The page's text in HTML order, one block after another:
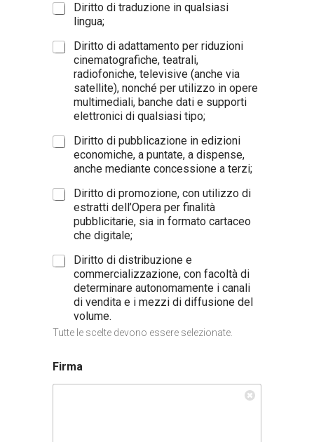
Diritto di traduzione in qualsiasi
lingua;
Diritto di adattamento per riduzioni
cinematografiche, teatrali,
radiofoniche, televisive (anche via
satellite), nonché per utilizzo in opere
multimediali, banche dati e supporti
elettronici di qualsiasi tipo;
Diritto di pubblicazione in edizioni
economiche, a puntate, a dispense,
anche mediante concessione a terzi;
Diritto di promozione, con utilizzo di
estratti dell’Opera per finalità
pubblicitarie, sia in formato cartaceo
che digitale;
Diritto di distribuzione e
commercializzazione, con facoltà di
determinare autonomamente i canali
di vendita e i mezzi di diffusione del
volume.
Tutte le scelte devono essere selezionate.
Firma